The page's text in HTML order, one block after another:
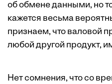
об обмене данными, но
кажется весьма
признаем, что валовой
любой другой продукт,
Нет сомнения, что со